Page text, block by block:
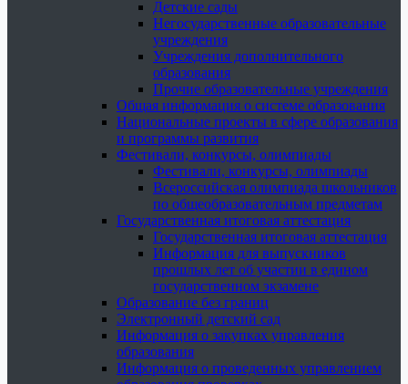
Детские сады
Негосударственные образовательные
учреждения
Учреждения дополнительного
образования
Прочие образовательные учреждения
Общая информация о системе образования
Национальные проекты в сфере образования
и программы развития
Фестивали, конкурсы, олимпиады
Фестивали, конкурсы, олимпиады
Всероссийская олимпиада школьников
по общеобразовательным предметам
Государственная итоговая аттестация
Государственная итоговая аттестация
Информация для выпускников
прошлых лет об участии в едином
государственном экзамене
Образование без границ
Электронный детский сад
Информация о закупках управления
образования
Информация о проведенных управлением